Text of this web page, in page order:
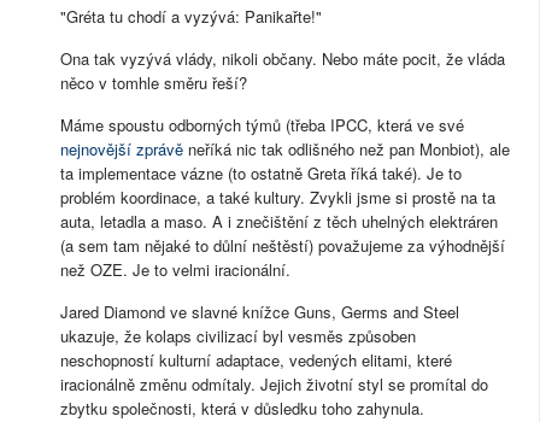
"Gréta tu chodí a vyzývá: Panikařte!"
Ona tak vyzývá vlády, nikoli občany. Nebo máte pocit, že vláda
něco v tomhle směru řeší?
Máme spoustu odborných týmů (třeba IPCC, která ve své
nejnovější zprávě neříká nic tak odlišného než pan Monbiot), ale
ta implementace vázne (to ostatně Greta říká také). Je to
problém koordinace, a také kultury. Zvykli jsme si prostě na ta
auta, letadla a maso. A i znečištění z těch uhelných elektráren
(a sem tam nějaké to důlní neštěstí) považujeme za výhodnější
než OZE. Je to velmi iracionální.
Jared Diamond ve slavné knížce Guns, Germs and Steel
ukazuje, že kolaps civilizací byl vesměs způsoben
neschopností kulturní adaptace, vedených elitami, které
iracionálně změnu odmítaly. Jejich životní styl se promítal do
zbytku společnosti, která v důsledku toho zahynula.